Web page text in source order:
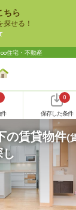
ちら
せる！
住宅・不動産
0
保存した条件
の賃貸物件(